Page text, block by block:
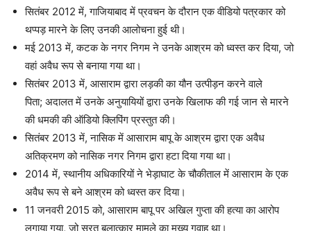
सितंबर 2012 में, गाजियाबाद में प्रवचन के दौरान एक वीडियो पत्रकार को
थप्पड़ मारने के लिए उनकी आलोचना हुई थी।
मई 2013 में, कटक के नगर निगम ने उनके आश्रम को ध्वस्त कर दिया, जो
वहां अवैध रूप से बनाया गया था।
सितंबर 2013 में, आसाराम द्वारा लड़की का यौन उत्पीड़न करने वाले
पिता; अदालत में उनके अनुयायियों द्वारा उनके खिलाफ की गई जान से मारने
की धमकी की ऑडियो क्लिपिंग प्रस्तुत की।
सितंबर 2013 में, नासिक में आसाराम बापू के आश्रम द्वारा एक अवैध
अतिक्रमण को नासिक नगर निगम द्वारा हटा दिया गया था।
2014 में, स्थानीय अधिकारियों ने भेड़ाघाट के चौकीताल में आसाराम के एक
अवैध रूप से बने आश्रम को ध्वस्त कर दिया।
11 जनवरी 2015 को, आसाराम बापू पर अखिल गुप्ता की हत्या का आरोप
लगाया गया, जो सूरत बलात्कार मामले का मुख्य गवाह था।